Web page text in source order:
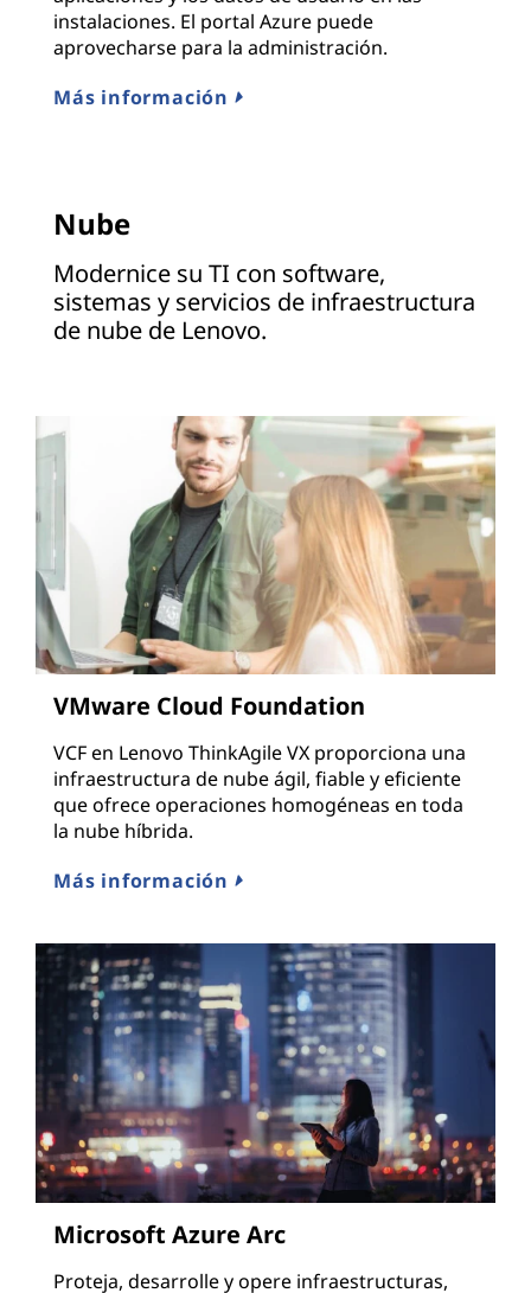
instalaciones. El portal Azure puede
aprovecharse para la administración.
Más información
Nube
Modernice su TI con software,
sistemas y servicios de infraestructura
de nube de Lenovo.
VMware Cloud Foundation
VCF en Lenovo ThinkAgile VX proporciona una
infraestructura de nube ágil, fiable y eficiente
que ofrece operaciones homogéneas en toda
la nube híbrida.
Más información
Microsoft Azure Arc
Proteja, desarrolle y opere infraestructuras,